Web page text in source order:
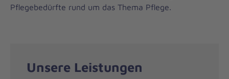
Pflegebedürfte rund um das Thema Pflege.
Unsere Leistungen